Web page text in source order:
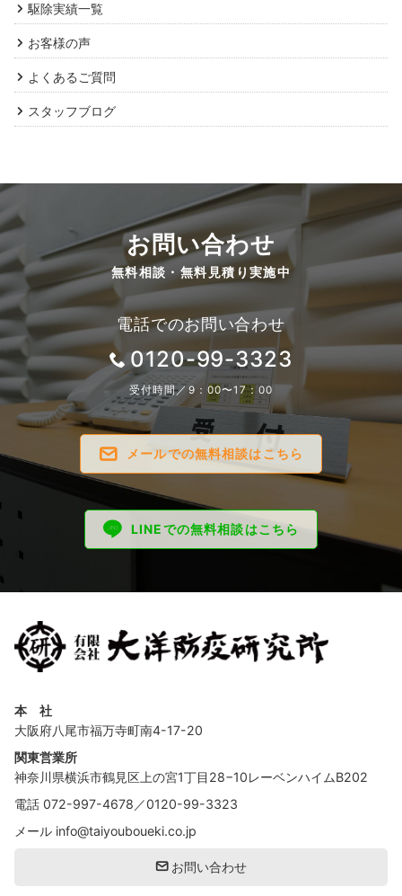
駆除実績一覧
お客様の声
よくあるご質問
スタッフブログ
お問い合わせ
無料相談・無料見積り実施中
電話でのお問い合わせ
0120-99-3323
受付時間／9：00〜17：00
メールでの無料相談はこちら
LINEでの無料相談はこちら
本 社
大阪府八尾市福万寺町南4-17-20
関東営業所
神奈川県横浜市鶴見区上の宮1丁目28−10レーベンハイムB202
電話 072-997-4678 ／0120-99-3323
メール info@taiyouboueki.co.jp
お問い合わせ